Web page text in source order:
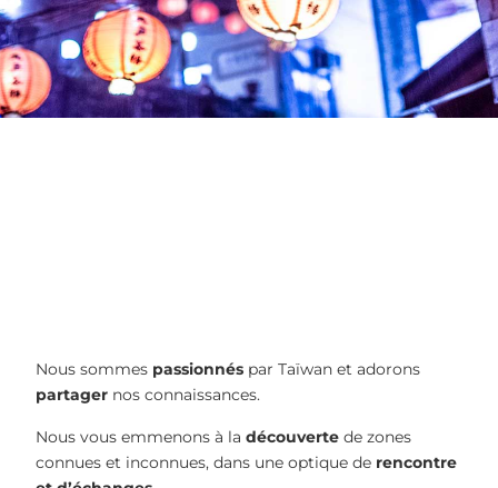
Nous sommes passionnés par Taïwan et adorons
partager nos connaissances.
Nous vous emmenons à la découverte de zones
connues et inconnues, dans une optique de rencontre